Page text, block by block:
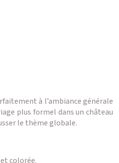
à l’ambiance générale
plus formel dans un château
le thème globale.
colorée.